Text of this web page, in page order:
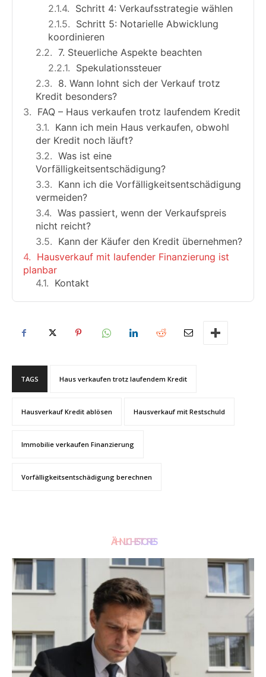
Schritt 4: Verkaufsstrategie wählen
Schritt 5: Notarielle Abwicklung
koordinieren
7. Steuerliche Aspekte beachten
Spekulationssteuer
8. Wann lohnt sich der Verkauf trotz
Kredit besonders?
FAQ – Haus verkaufen trotz laufendem Kredit
Kann ich mein Haus verkaufen, obwohl
der Kredit noch läuft?
Was ist eine
Vorfälligkeitsentschädigung?
Kann ich die Vorfälligkeitsentschädigung
vermeiden?
Was passiert, wenn der Verkaufspreis
nicht reicht?
Kann der Käufer den Kredit übernehmen?
Hausverkauf mit laufender Finanzierung ist
planbar
Kontakt
TAGS Haus verkaufen trotz laufendem Kredit
Hausverkauf Kredit ablösen Hausverkauf mit Restschuld
Immobilie verkaufen Finanzierung
Vorfälligkeitsentschädigung berechnen
ÄHNLICHE STORIES